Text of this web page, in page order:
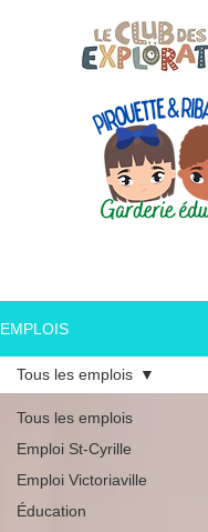
EMPLOIS
Tous les emplois
Emploi St-Cyrille
Emploi Victoriaville
Éducation
Tous les emplois